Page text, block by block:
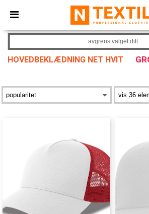
× Ntextil-app
Bedre priser i appen!
HOVEDBEKLÆDNING NET HVIT
avgrens valget ditt